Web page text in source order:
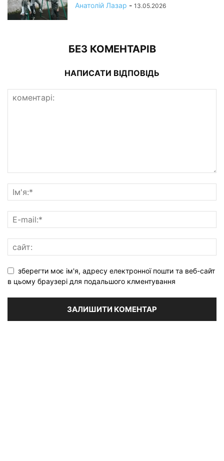
Анатолій Лазар - 13.05.2026
БЕЗ КОМЕНТАРІВ
НАПИСАТИ ВІДПОВІДЬ
зберегти моє ім'я, адресу електронної пошти та веб-сайт
в цьому браузері для подальшого клментування